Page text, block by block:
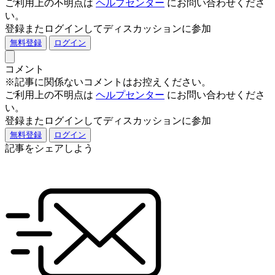
ご利用上の不明点は ヘルプセンター にお問い合わせくださ
い。
登録またログインしてディスカッションに参加
無料登録 ログイン
コメント
※記事に関係ないコメントはお控えください。
ご利用上の不明点は ヘルプセンター にお問い合わせくださ
い。
登録またログインしてディスカッションに参加
無料登録 ログイン
記事をシェアしよう